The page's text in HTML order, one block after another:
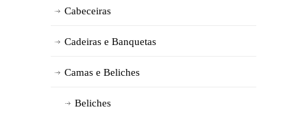
Cabeceiras
Cadeiras e Banquetas
Camas e Beliches
Beliches